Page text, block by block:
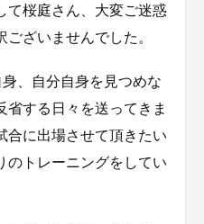
て桜庭さん、大変ご迷惑
ざいませんでした。
、自分自身を見つめな
省する日々を送ってきま
合に出場させて頂きたい
のトレーニングをしてい